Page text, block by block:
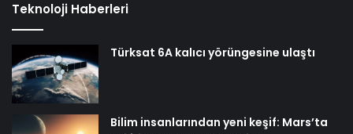
Teknoloji Haberleri
Türksat 6A kalıcı yörüngesine ulaştı
Bilim insanlarından yeni keşif: Mars’ta